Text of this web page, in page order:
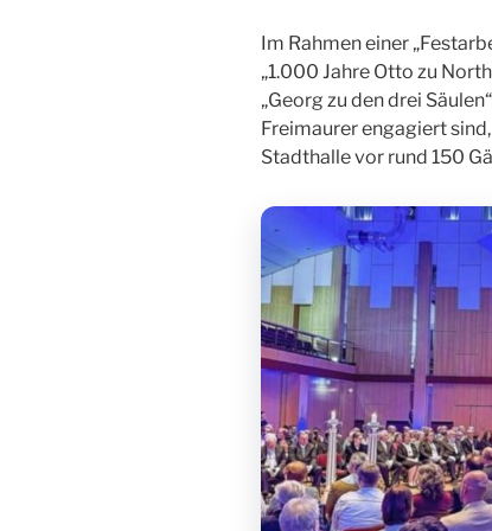
Im Rahmen einer
„1.000 Jahre Otto zu
„Georg zu den drei
Freimaurer engagiert
Stadthalle vor rund 150